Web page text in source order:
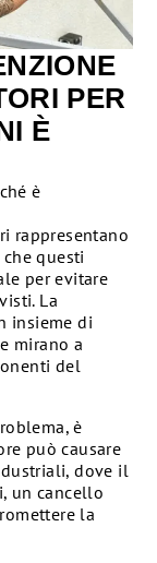
PER
È
è
rappresentano
questi
per evitare
La
insieme di
mirano a
del
è
può causare
dove il
un cancello
la